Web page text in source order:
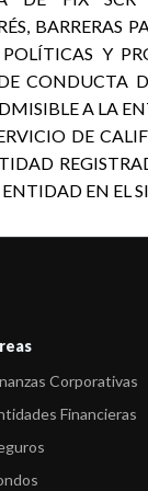
BARRERAS
Y
CONDUCTA
A LA
DE
EN EL
Corporativas
Financieras